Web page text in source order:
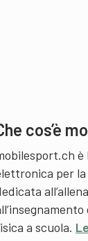
cos’è
per
a scuola.